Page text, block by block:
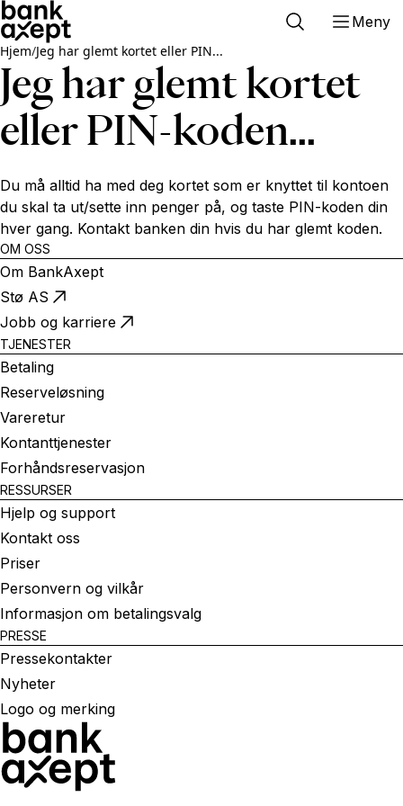
Meny
Hjem/Jeg har glemt kortet eller PIN...
Jeg har glemt kortet
eller PIN-koden...
Du må alltid ha med deg kortet som er knyttet til kontoen
du skal ta ut/sette inn penger på, og taste PIN-koden din
hver gang. Kontakt banken din hvis du har glemt koden.
OM OSS
Om BankAxept
Stø AS
Jobb og karriere
TJENESTER
Betaling
Reserveløsning
Vareretur
Kontanttjenester
Forhåndsreservasjon
RESSURSER
Hjelp og support
Kontakt oss
Priser
Personvern og vilkår
Informasjon om betalingsvalg
PRESSE
Pressekontakter
Nyheter
Logo og merking